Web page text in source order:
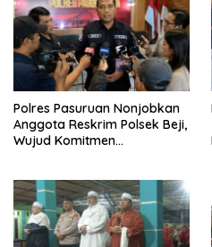
Polres Pasuruan Nonjobkan
Anggota Reskrim Polsek Beji,
Wujud Komitmen